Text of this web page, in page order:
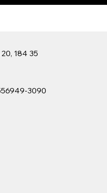
3090
184 35